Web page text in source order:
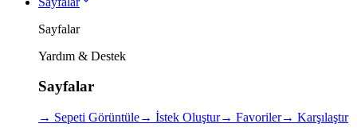
Sayfalar
Yardım & Destek
Sayfalar
→ Sepeti Görüntüle→ İstek Oluştur→ Favoriler→ Karşılaştır